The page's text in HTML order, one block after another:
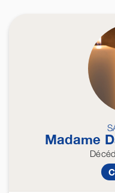
Madame